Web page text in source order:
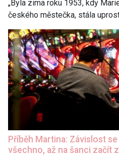
„Byla zima roku 1953, kdy
českého městečka, stála
Příběh Martina: Závislost
všechno, až na šanci začít